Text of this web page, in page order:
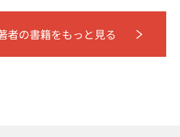
者の書籍をもっと見る